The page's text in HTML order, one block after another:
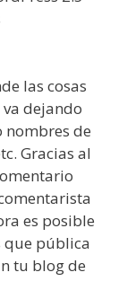
las cosas
dejando
nombres de
Gracias al
es posible
que pública
tu blog de